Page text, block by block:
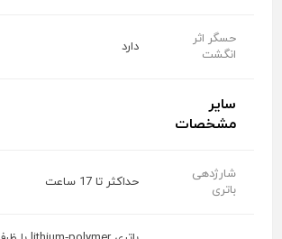
حسگر اثر
انگشت
دارد
سایر
مشخصات
شارژدهی
باتری
حداکثر تا 17 ساعت